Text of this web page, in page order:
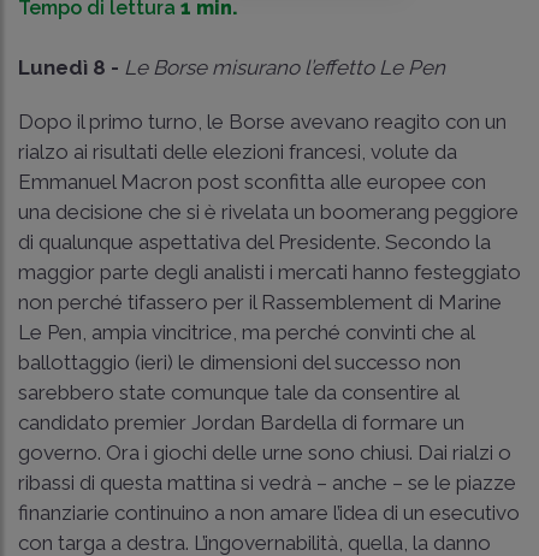
Tempo di lettura 1 min.
Lunedì 8 - Le Borse misurano l’effetto Le Pen
Dopo il primo turno, le Borse avevano reagito con un
rialzo ai risultati delle elezioni francesi, volute da
Emmanuel Macron post sconfitta alle europee con
una decisione che si è rivelata un boomerang peggiore
di qualunque aspettativa del Presidente. Secondo la
maggior parte degli analisti i mercati hanno festeggiato
non perché tifassero per il Rassemblement di Marine
Le Pen, ampia vincitrice, ma perché convinti che al
ballottaggio (ieri) le dimensioni del successo non
sarebbero state comunque tale da consentire al
candidato premier Jordan Bardella di formare un
governo. Ora i giochi delle urne sono chiusi. Dai rialzi o
ribassi di questa mattina si vedrà – anche – se le piazze
finanziarie continuino a non amare l’idea di un esecutivo
con targa a destra. L’ingovernabilità, quella, la danno